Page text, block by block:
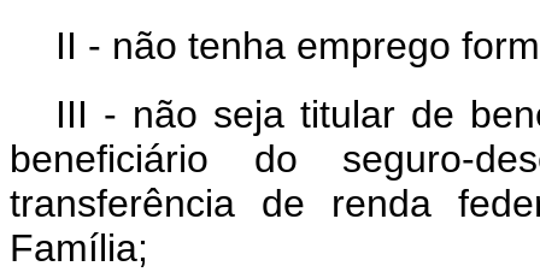
II - não tenha emprego
III - não seja titular de
beneficiário do seguro-
transferência de renda
Família;